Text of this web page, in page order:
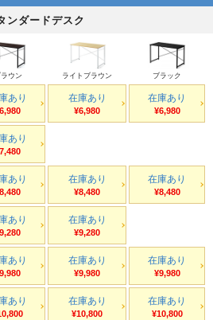
ンダードデスク
ラウン ライトブラウン ブラック
あり 在庫あり
¥6,980
在庫あり
¥6,980
あり
あり 在庫あり
¥8,480
在庫あり
¥8,480
あり 在庫あり
¥9,280
あり 在庫あり
¥9,980
在庫あり
¥9,980
あり 在庫あり
¥10,800
在庫あり
¥10,800